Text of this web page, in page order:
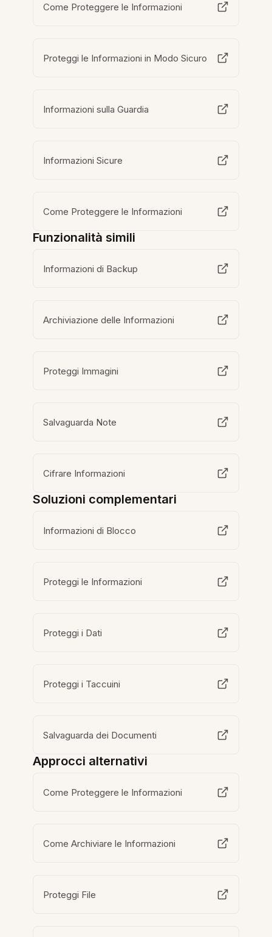
Come Proteggere le Informazioni
Proteggi le Informazioni in Modo Sicuro
Informazioni sulla Guardia
Informazioni Sicure
Come Proteggere le Informazioni
Funzionalità simili
Informazioni di Backup
Archiviazione delle Informazioni
Proteggi Immagini
Salvaguarda Note
Cifrare Informazioni
Soluzioni complementari
Informazioni di Blocco
Proteggi le Informazioni
Proteggi i Dati
Proteggi i Taccuini
Salvaguarda dei Documenti
Approcci alternativi
Come Proteggere le Informazioni
Come Archiviare le Informazioni
Proteggi File